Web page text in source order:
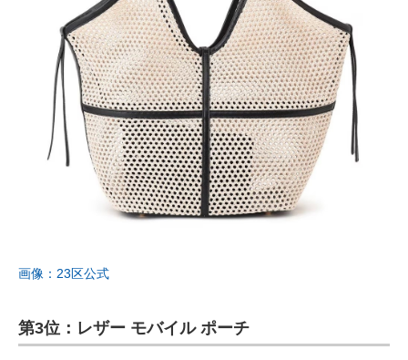
画像：23区公式
第3位：レザー モバイル ポーチ